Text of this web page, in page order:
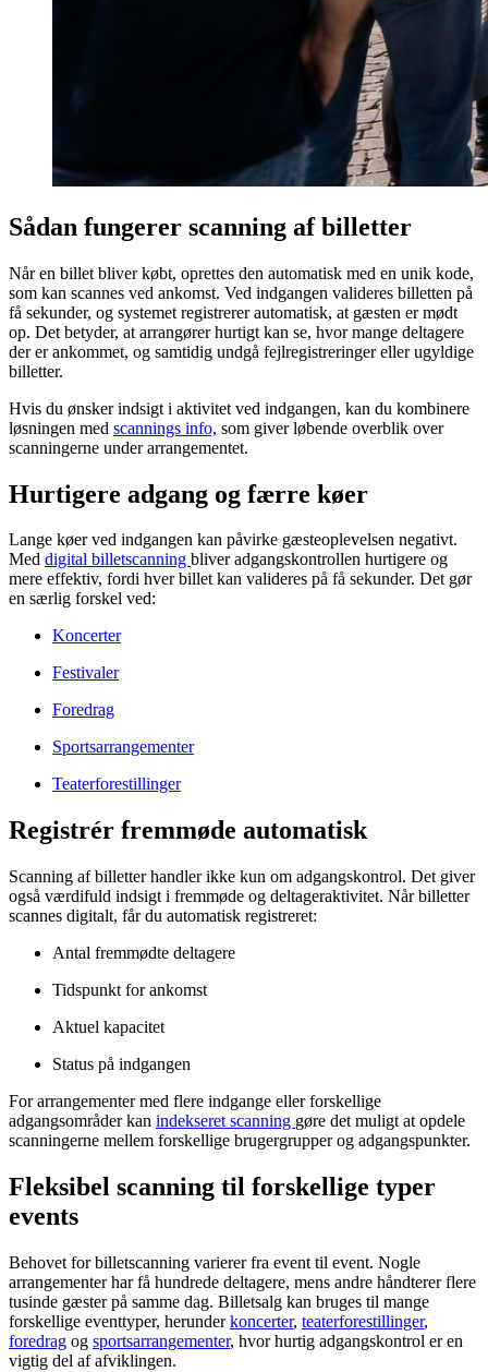
Sådan fungerer scanning af billetter
Når en billet bliver købt, oprettes den automatisk med en unik kode,
som kan scannes ved ankomst. Ved indgangen valideres billetten på
få sekunder, og systemet registrerer automatisk, at gæsten er mødt
op. Det betyder, at arrangører hurtigt kan se, hvor mange deltagere
der er ankommet, og samtidig undgå fejlregistreringer eller ugyldige
billetter.
Hvis du ønsker indsigt i aktivitet ved indgangen, kan du kombinere
løsningen med scannings info, som giver løbende overblik over
scanningerne under arrangementet.
Hurtigere adgang og færre køer
Lange køer ved indgangen kan påvirke gæsteoplevelsen negativt.
Med digital billetscanning bliver adgangskontrollen hurtigere og
mere effektiv, fordi hver billet kan valideres på få sekunder. Det gør
en særlig forskel ved:
Koncerter
Festivaler
Foredrag
Sportsarrangementer
Teaterforestillinger
Registrér fremmøde automatisk
Scanning af billetter handler ikke kun om adgangskontrol. Det giver
også værdifuld indsigt i fremmøde og deltageraktivitet. Når billetter
scannes digitalt, får du automatisk registreret:
Antal fremmødte deltagere
Tidspunkt for ankomst
Aktuel kapacitet
Status på indgangen
For arrangementer med flere indgange eller forskellige
adgangsområder kan indekseret scanning gøre det muligt at opdele
scanningerne mellem forskellige brugergrupper og adgangspunkter.
Fleksibel scanning til forskellige typer
events
Behovet for billetscanning varierer fra event til event. Nogle
arrangementer har få hundrede deltagere, mens andre håndterer flere
tusinde gæster på samme dag. Billetsalg kan bruges til mange
forskellige eventtyper, herunderkoncerter, teaterforestillinger,
foredrag og sportsarrangementer, hvor hurtig adgangskontrol er en
vigtig del af afviklingen.